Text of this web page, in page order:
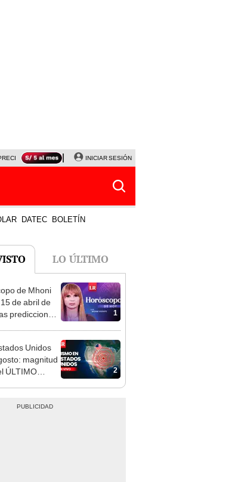
DEL DÓLAR CORTE DE LUZ VIERNES 7 DE AGOSTO
INICIAR SESIÓN
DATEC BOLETÍN
LO ÚLTIMO
1
de Mhoni
de abril de
predicciones
2
Unidos
magnitud
ÚLTIMO